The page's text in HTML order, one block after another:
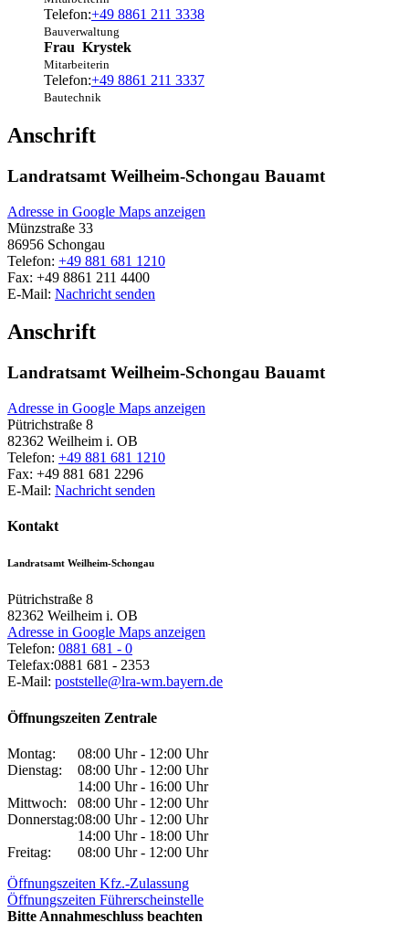
Telefon:+49 8861 211 3338
Bauverwaltung
Frau Krystek
Mitarbeiterin
Telefon:+49 8861 211 3337
Bautechnik
Anschrift
Landratsamt Weilheim-Schongau Bauamt
Adresse in Google Maps anzeigen
Münzstraße 33
86956 Schongau
Telefon: +49 881 681 1210
Fax: +49 8861 211 4400
E-Mail: Nachricht senden
Anschrift
Landratsamt Weilheim-Schongau Bauamt
Adresse in Google Maps anzeigen
Pütrichstraße 8
82362 Weilheim i. OB
Telefon: +49 881 681 1210
Fax: +49 881 681 2296
E-Mail: Nachricht senden
Kontakt
Landratsamt Weilheim-Schongau
Pütrichstraße 8
82362 Weilheim i. OB
Adresse in Google Maps anzeigen
Telefon: 0881 681 - 0
Telefax:0881 681 - 2353
E-Mail: poststelle@lra-wm.bayern.de
Öffnungszeiten Zentrale
Montag:
08:00 Uhr - 12:00 Uhr
Dienstag:
08:00 Uhr - 12:00 Uhr
14:00 Uhr - 16:00 Uhr
Mittwoch:
08:00 Uhr - 12:00 Uhr
Donnerstag:08:00 Uhr - 12:00 Uhr
14:00 Uhr - 18:00 Uhr
Freitag:
08:00 Uhr - 12:00 Uhr
Öffnungszeiten Kfz.-Zulassung
Öffnungszeiten Führerscheinstelle
Bitte Annahmeschluss beachten